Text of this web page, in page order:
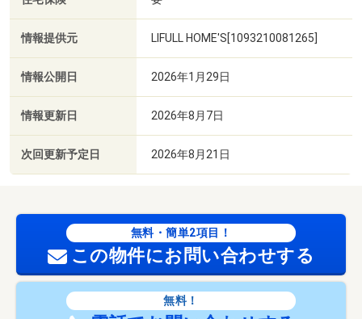
情報提供元 LIFULL HOME'S[1093210081265]
情報公開日 2026年1月29日
情報更新日 2026年8月7日
次回更新予定日 2026年8月21日
無料・簡単2項目！
この物件にお問い合わせする
無料！